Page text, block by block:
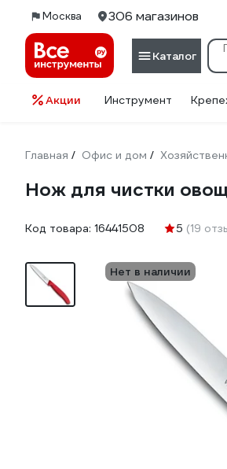
Москва 306 магазинов
Каталог
Акции Инструмент
Главная / Офис и дом /
Нож для чистки
Код товара: 16441508 5 (19
Нет в наличии